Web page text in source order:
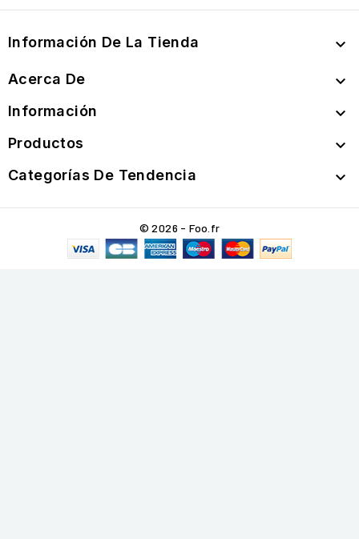
Información De La Tienda 
Acerca De 
Información 
Productos 
Categorías De Tendencia 
© 2026 - Foo.fr